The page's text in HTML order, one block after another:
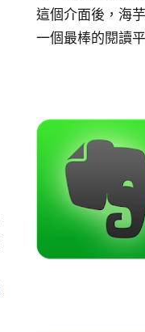
這個介面後，海
一個最棒的閱讀